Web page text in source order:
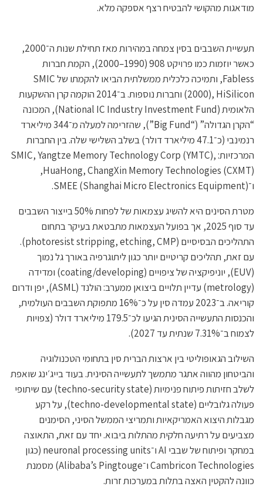
מודאגות מהקושי להבטיח רצף אספקה מלא.
תעשיית השבבים בסין צמחה במהירות מאז תחילת שנות ה־2000,
כאשר יוזמות כמו פרויקט 908 (1990–2000), הקמת חברות
Fabless, ותמיכה כלכלית ממשלתית הביאו להקמתו של SMIC
(2000), HiSilicon וחברות נוספות. ב־2014 הוקמה קרן ההשקעות
הלאומית (National IC Industry Investment Fund), המכונה
“הקרן הגדולה” (“Big Fund”), שהזרימה למעלה מ־344 מיליארד
רנמינבי (כ־47.1 מיליארד דולר) בשלב השלישי שלה. בין החברות
המרכזיות: SMIC, Yangtze Memory Technology Corp (YMTC),
HuaHong, ChangXin Memory Technologies (CXMT),
ו־SMEE (Shanghai Micro Electronics Equipment).
מטרת הסינים היא להשיג עצמאות של לפחות 50% בייצור השבבים
עד סוף 2025, אך בפועל העצמאות מתבטאת בעיקר בתחום
התהליכים הבסיסיים (photoresist stripping, etching, CMP).
עם זאת, תהליכים קריטיים יותר כגון ליתוגרפיה באורך גל נמוך
(EUV), יוניפיקציה של ציפויים (coating/developing) ומדידה
(metrology) עדיין תלויים ביצואן ממערב: הולנד (ASML), יפן ודרום
קוריאה. ב־2023 עמדה סין על כ־16% מתפוקת השבבים העולמית,
והכנסות התעשייה הסינית הגיעו לכ־179.5 מיליארד דולר (צפויות
לצמוח ב־7.31% שנתית עד 2027).
השילוב הגאופוליטי בין ארצות הברית סין בתחומי הטכנולוגיה
והביטחון מהווה אתגר מתמשך לתעשייה הסינית. בעוד בייג׳ינג שואפת
לשלב חזיתות פיתוח פנימיות (techno-security state) עם שיתופי
פעולה גלובליים (techno-developmental state), על רקע
מגבלות היצוא האמריקאיות ותמריצי הממשל הסיני, הסימנים
מצביעים על רתיעה חלקית מהתלות ביבוא. יחד עם זאת, התאוצה
במחקר ופיתוח של שבבי AI ו־neuronal processing units (כגון
Cambricon Technologies ו־Alibaba’s Pingtouge) מסמנת
כוונה להקטין האצה בתלות במערכות זרות.